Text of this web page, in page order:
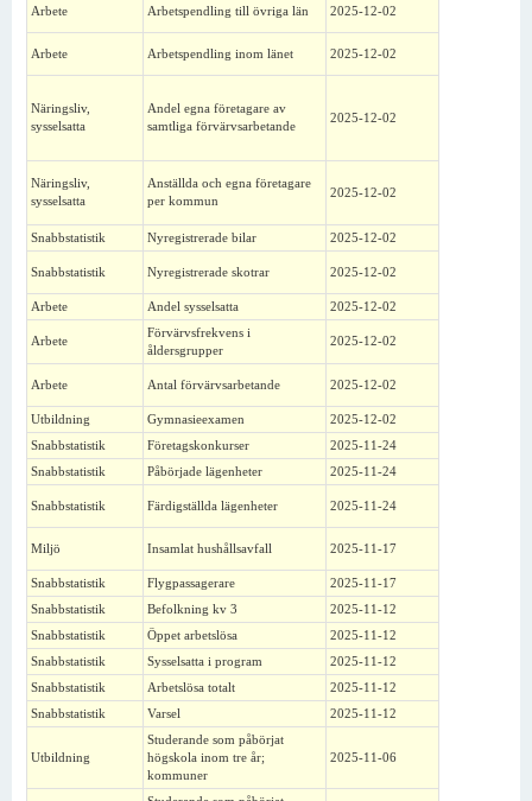
Arbete Arbetspendling till övriga län 2025-12-02
Arbete Arbetspendling inom länet 2025-12-02
Näringsliv,
sysselsatta
Andel egna företagare av
samtliga förvärvsarbetande
2025-12-02
Näringsliv,
sysselsatta
Anställda och egna företagare
per kommun
2025-12-02
Snabbstatistik Nyregistrerade bilar 2025-12-02
Snabbstatistik Nyregistrerade skotrar 2025-12-02
Arbete Andel sysselsatta 2025-12-02
Arbete
Förvärvsfrekvens i
åldersgrupper
2025-12-02
Arbete Antal förvärvsarbetande 2025-12-02
Utbildning Gymnasieexamen
2025-12-02
Snabbstatistik
Företagskonkurser
2025-11-24
Snabbstatistik
Påbörjade lägenheter 2025-11-24
Snabbstatistik Färdigställda lägenheter 2025-11-24
Miljö Insamlat hushållsavfall 2025-11-17
Snabbstatistik Flygpassagerare
2025-11-17
Snabbstatistik
Befolkning kv 3
2025-11-12
Snabbstatistik
Öppet arbetslösa
2025-11-12
Snabbstatistik
Sysselsatta i program
2025-11-12
Snabbstatistik
Arbetslösa totalt
2025-11-12
Snabbstatistik
Varsel 2025-11-12
Utbildning
Studerande som påbörjat
högskola inom tre år;
kommuner
2025-11-06